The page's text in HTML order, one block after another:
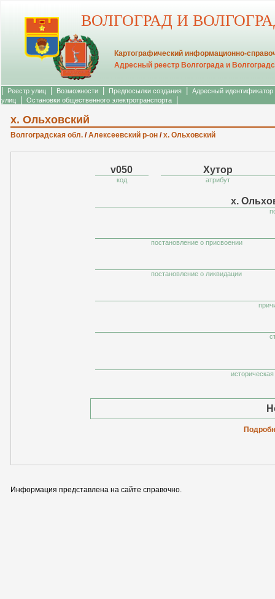
ВОЛГОГРАД И
Картографический информационно-
Адресный реестр Волгограда и
Реестр улиц Возможности Предпосылки создания
Адресный идентификатор
улиц
Остановки общественного электротранспорта
х. Ольховский
Волгоградская обл. /Алексеевский р-он /х. Ольховский
v050 Хутор
код атрибут
х.
постановление о присвоении
постановление о ликвидации
Информация представлена на сайте справочно.